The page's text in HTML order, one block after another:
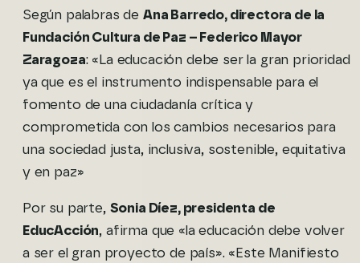
Según palabras de Ana Barredo, directora de la
Fundación Cultura de Paz – Federico Mayor
Zaragoza: «La educación debe ser la gran prioridad
ya que es el instrumento indispensable para el
fomento de una ciudadanía crítica y
comprometida con los cambios necesarios para
una sociedad justa, inclusiva, sostenible, equitativa
y en paz»
Por su parte, Sonia Díez, presidenta de
EducAcción, afirma que «la educación debe volver
a ser el gran proyecto de país». «Este Manifiesto